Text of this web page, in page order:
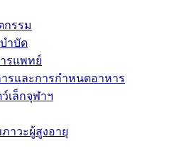
กรรม
ำบัด
รแพทย์
รและการกำหนดอาหาร
เล็กจุฬาฯ
าวะผู้สูงอายุ